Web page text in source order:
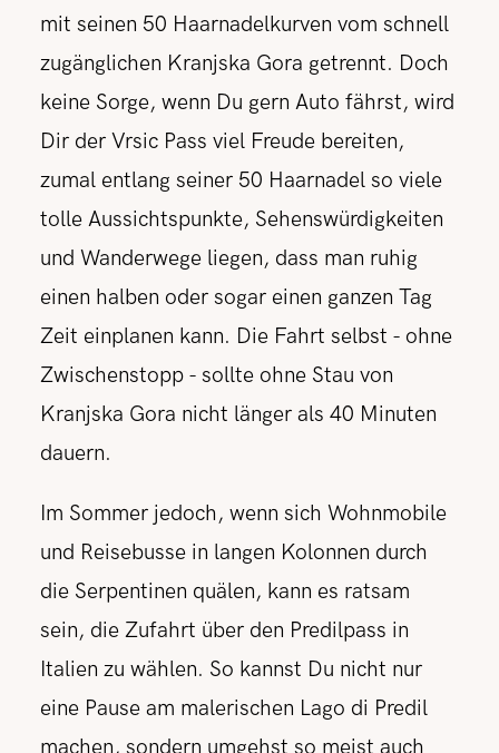
mit seinen 50 Haarnadelkurven vom schnell
zugänglichen Kranjska Gora getrennt. Doch
keine Sorge, wenn Du gern Auto fährst, wird
Dir der Vrsic Pass viel Freude bereiten,
zumal entlang seiner 50 Haarnadel so viele
tolle Aussichtspunkte, Sehenswürdigkeiten
und Wanderwege liegen, dass man ruhig
einen halben oder sogar einen ganzen Tag
Zeit einplanen kann. Die Fahrt selbst - ohne
Zwischenstopp - sollte ohne Stau von
Kranjska Gora nicht länger als 40 Minuten
dauern.
Im Sommer jedoch, wenn sich Wohnmobile
und Reisebusse in langen Kolonnen durch
die Serpentinen quälen, kann es ratsam
sein, die Zufahrt über den Predilpass in
Italien zu wählen. So kannst Du nicht nur
eine Pause am malerischen Lago di Predil
machen, sondern umgehst so meist auch